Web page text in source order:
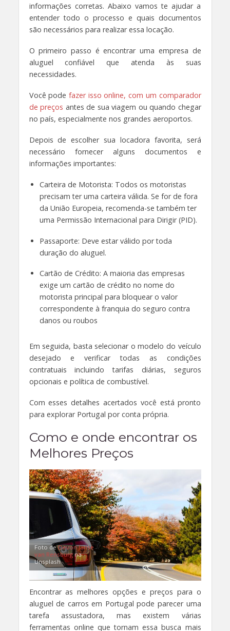
informações corretas. Abaixo vamos te ajudar a
entender todo o processo e quais documentos
são necessários para realizar essa locação.
O primeiro passo é encontrar uma empresa de
aluguel confiável que atenda às suas
necessidades.
Você pode fazer isso online, com um comparador
de preços antes de sua viagem ou quando chegar
no país, especialmente nos grandes aeroportos.
Depois de escolher sua locadora favorita, será
necessário fornecer alguns documentos e
informações importantes:
Carteira de Motorista: Todos os motoristas
precisam ter uma carteira válida. Se for de fora
da União Europeia, recomenda-se também ter
uma Permissão Internacional para Dirigir (PID).
Passaporte: Deve estar válido por toda
duração do aluguel.
Cartão de Crédito: A maioria das empresas
exige um cartão de crédito no nome do
motorista principal para bloquear o valor
correspondente à franquia do seguro contra
danos ou roubos
Em seguida, basta selecionar o modelo do veículo
desejado e verificar todas as condições
contratuais incluindo tarifas diárias, seguros
opcionais e política de combustível.
Com esses detalhes acertados você está pronto
para explorar Portugal por conta própria.
Como e onde encontrar os
Melhores Preços
Foto deDevon Janse
van Rensburgna
Unsplash
Encontrar as melhores opções e preços para o
aluguel de carros em Portugal pode parecer uma
tarefa assustadora, mas existem várias
ferramentas online que tornam essa busca mais